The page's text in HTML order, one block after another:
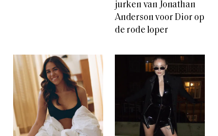
jurken van Jonathan
Anderson voor Dior op
de rode loper